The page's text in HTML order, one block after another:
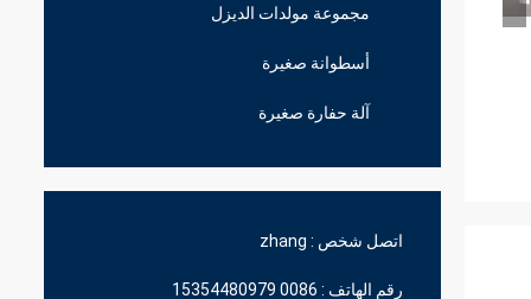
مجموعة مولدات الديزل
أسطوانة صغيرة
آلة حفارة صغيرة
اتصل شخص : zhang
رقم الهاتف : 0086 15354480979